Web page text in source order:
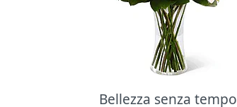
Bellezza senza tempo